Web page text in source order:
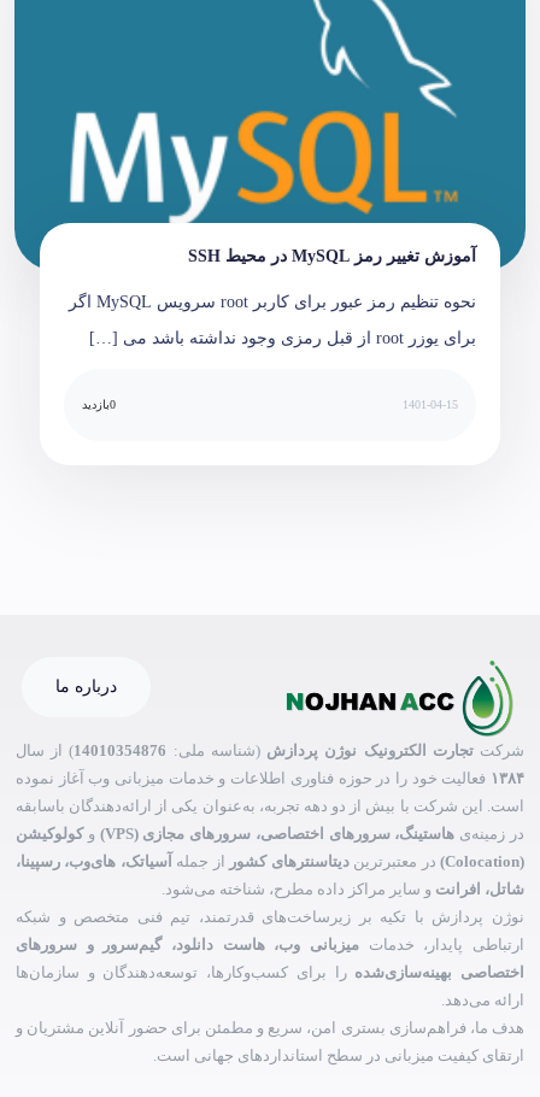
آموزش تغییر رمز MySQL در محیط SSH
نحوه تنظیم رمز عبور برای کاربر root سرویس MySQL اگر
برای یوزر root از قبل رمزی وجود نداشته باشد می […]
1401-04-15
0بازدید
درباره ما
شرکتتجارت الکترونیک نوژن پردازش (شناسه ملی: 14010354876) از سال
۱۳۸۴ فعالیت خود را در حوزه فناوری اطلاعات و خدمات میزبانی وب آغاز نموده
است. این شرکت با بیش از دو دهه تجربه، به‌عنوان یکی از ارائه‌دهندگان باسابقه
در زمینه‌ی هاستینگ، سرورهای اختصاصی، سرورهای مجازی (VPS) وکولوکیشن
(Colocation)
در معتبرتریندیتاسنترهای کشور از جمله آسیاتک، های‌وب، رسپینا،
شاتل، افرانت و سایر مراکز داده مطرح، شناخته می‌شود.
نوژن پردازش با تکیه بر زیرساخت‌های قدرتمند، تیم فنی متخصص و شبکه
ارتباطی پایدار، خدمات میزبانی وب، هاست دانلود، گیم‌سرور و سرورهای
اختصاصی بهینه‌سازی‌شده را برای کسب‌وکارها، توسعه‌دهندگان و سازمان‌ها
ارائه می‌دهد.
هدف ما، فراهم‌سازی بستری امن، سریع و مطمئن برای حضور آنلاین مشتریان و
ارتقای کیفیت میزبانی در سطح استانداردهای جهانی است.